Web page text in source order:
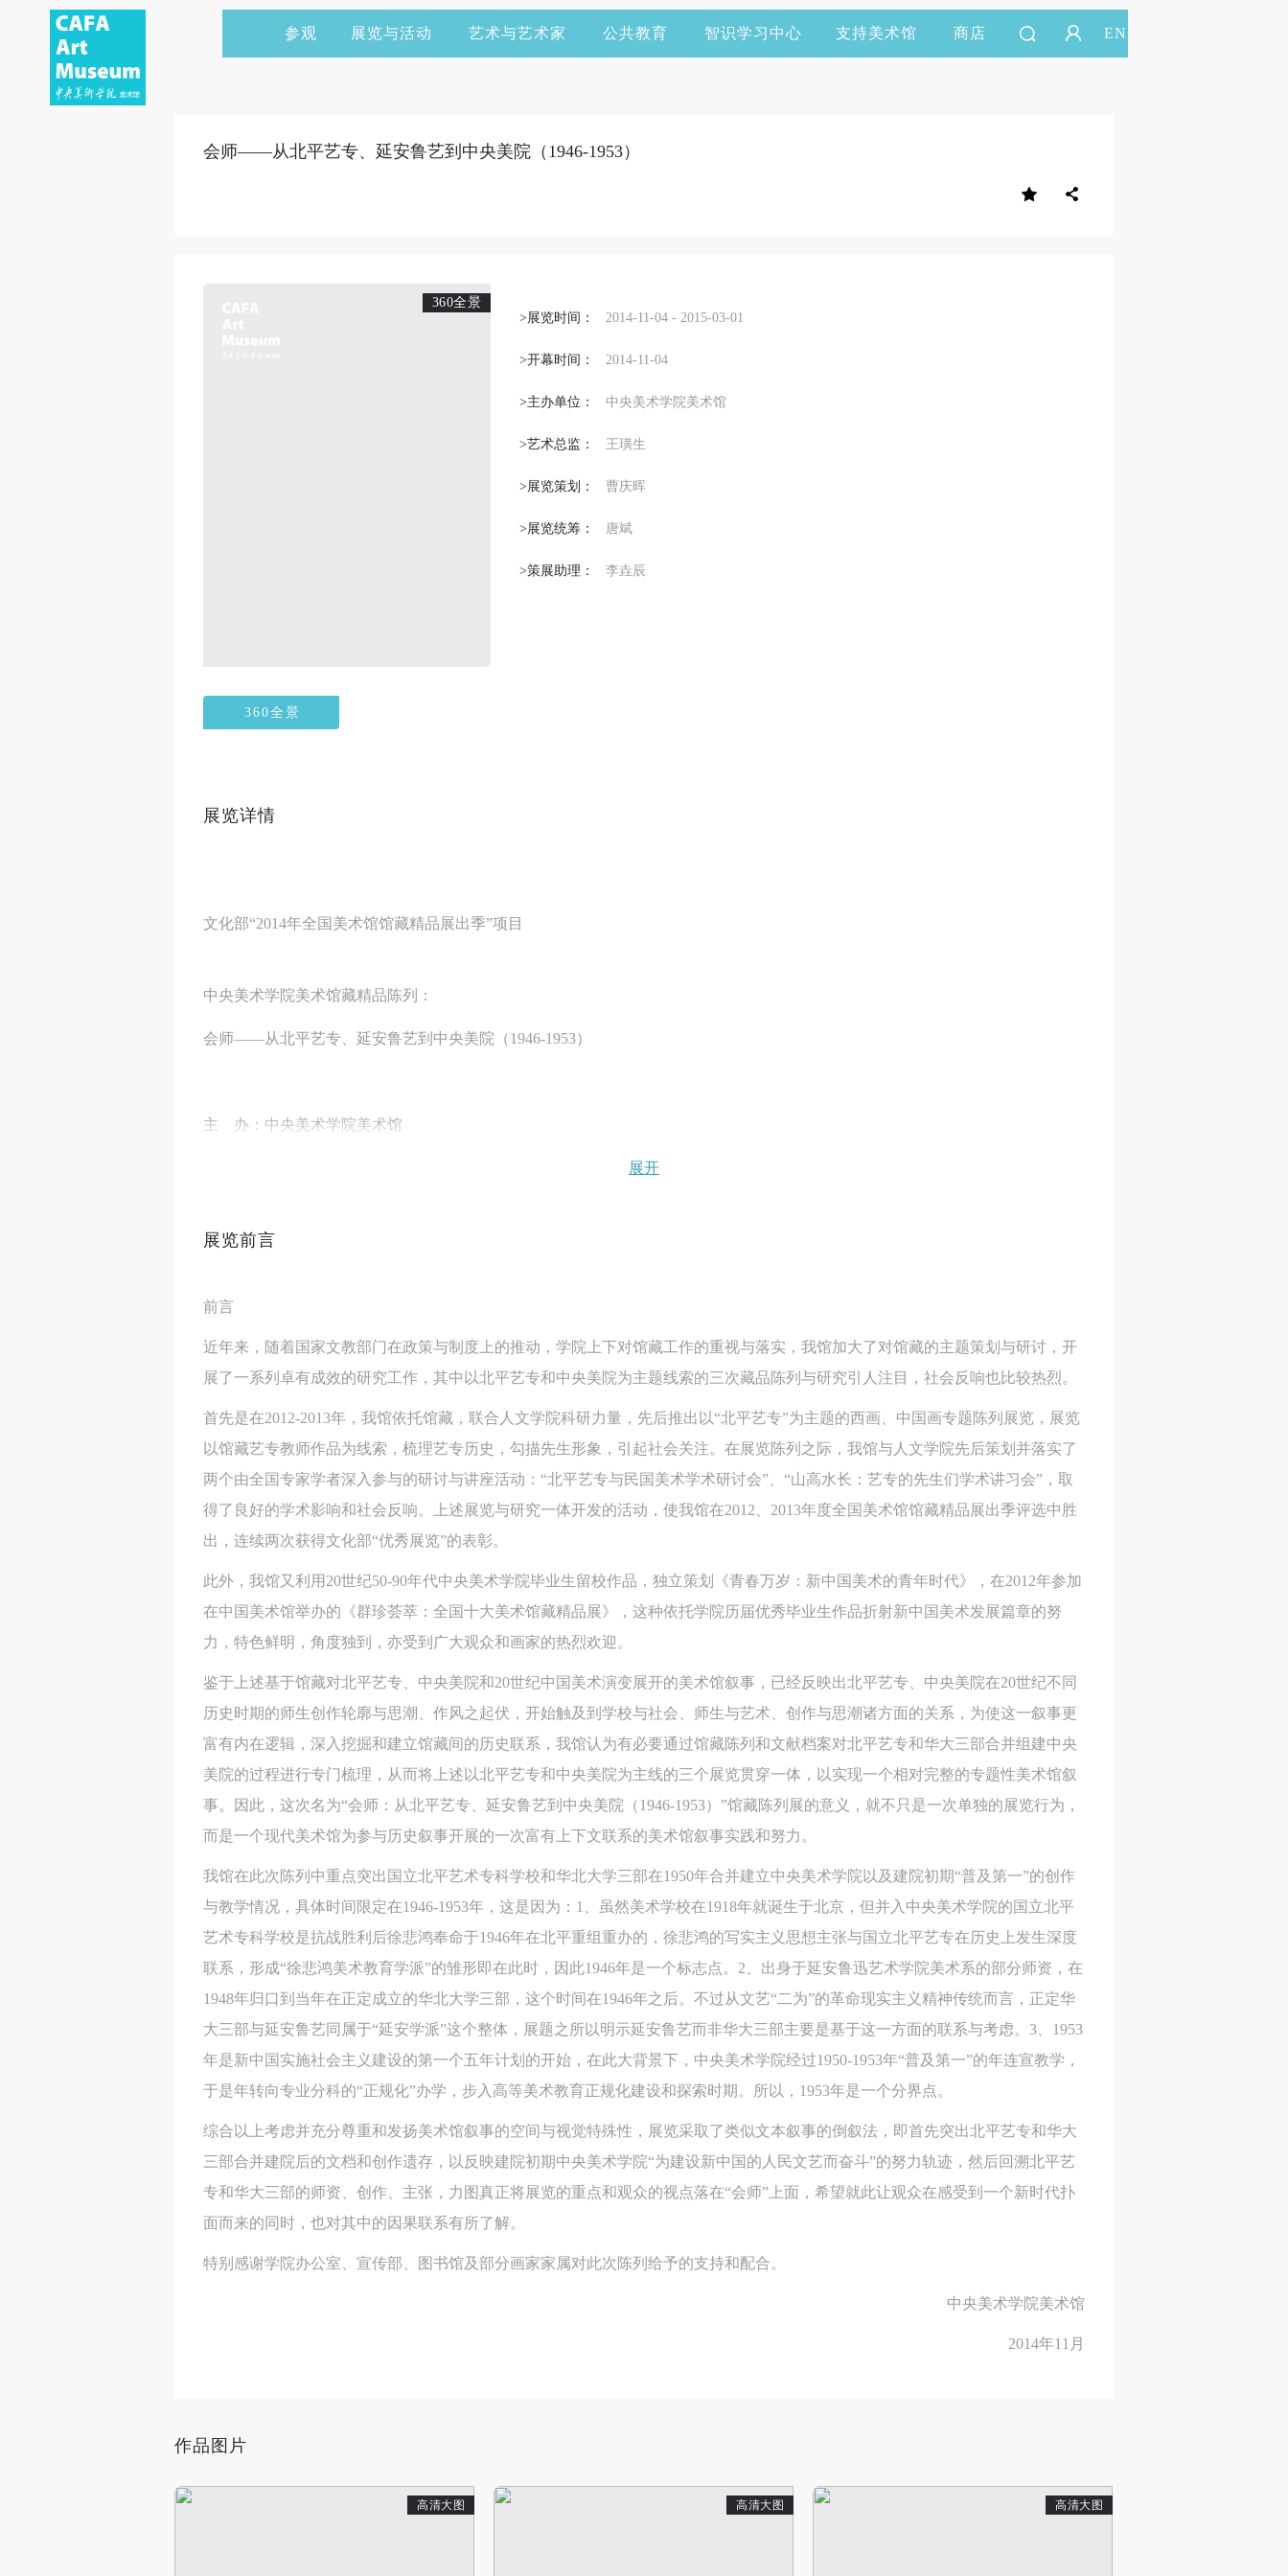
参观 展览与活动 艺术与艺术家 公共教育 智识学习中心 支持美术馆 商店 EN
会师——从北平艺专、延安鲁艺到中央美院（1946-1953）
360全景
360全景
>展览时间： 2014-11-04 - 2015-03-01
>开幕时间： 2014-11-04
>主办单位： 中央美术学院美术馆
>艺术总监： 王璜生
>展览策划： 曹庆晖
>展览统筹： 唐斌
>策展助理： 李垚辰
展览详情
文化部“2014年全国美术馆馆藏精品展出季”项目
中央美术学院美术馆藏精品陈列：
会师——从北平艺专、延安鲁艺到中央美院（1946-1953）
主 办：中央美术学院美术馆
展览策划
展览统筹
策展助理 ：李垚辰
中央美术学院美术馆
展览时间 ：2014/11/04–2015/03/01
展览地点：中央美术学院美术馆四层展厅
展开
展览前言
前言
近年来，随着国家文教部门在政策与制度上的推动，学院上下对馆藏工作的重视与落实，我馆加大了对馆藏的主题策划与研讨，开
展了一系列卓有成效的研究工作，其中以北平艺专和中央美院为主题线索的三次藏品陈列与研究引人注目，社会反响也比较热烈。
首先是在2012-2013年，我馆依托馆藏，联合人文学院科研力量，先后推出以“北平艺专”为主题的西画、中国画专题陈列展览，展览
以馆藏艺专教师作品为线索，梳理艺专历史，勾描先生形象，引起社会关注。在展览陈列之际，我馆与人文学院先后策划并落实了
两个由全国专家学者深入参与的研讨与讲座活动：“北平艺专与民国美术学术研讨会”、“山高水长：艺专的先生们学术讲习会”，取
得了良好的学术影响和社会反响。上述展览与研究一体开发的活动，使我馆在2012、2013年度全国美术馆馆藏精品展出季评选中胜
出，连续两次获得文化部“优秀展览”的表彰。
此外，我馆又利用20世纪50-90年代中央美术学院毕业生留校作品，独立策划《青春万岁：新中国美术的青年时代》，在2012年参加
在中国美术馆举办的《群珍荟萃：全国十大美术馆藏精品展》，这种依托学院历届优秀毕业生作品折射新中国美术发展篇章的努
力，特色鲜明，角度独到，亦受到广大观众和画家的热烈欢迎。
鉴于上述基于馆藏对北平艺专、中央美院和20世纪中国美术演变展开的美术馆叙事，已经反映出北平艺专、中央美院在20世纪不同
历史时期的师生创作轮廓与思潮、作风之起伏，开始触及到学校与社会、师生与艺术、创作与思潮诸方面的关系，为使这一叙事更
富有内在逻辑，深入挖掘和建立馆藏间的历史联系，我馆认为有必要通过馆藏陈列和文献档案对北平艺专和华大三部合并组建中央
美院的过程进行专门梳理，从而将上述以北平艺专和中央美院为主线的三个展览贯穿一体，以实现一个相对完整的专题性美术馆叙
事。因此，这次名为“会师：从北平艺专、延安鲁艺到中央美院（1946-1953）”馆藏陈列展的意义，就不只是一次单独的展览行为，
而是一个现代美术馆为参与历史叙事开展的一次富有上下文联系的美术馆叙事实践和努力。
我馆在此次陈列中重点突出国立北平艺术专科学校和华北大学三部在1950年合并建立中央美术学院以及建院初期“普及第一”的创作
与教学情况，具体时间限定在1946-1953年，这是因为：1、虽然美术学校在1918年就诞生于北京，但并入中央美术学院的国立北平
艺术专科学校是抗战胜利后徐悲鸿奉命于1946年在北平重组重办的，徐悲鸿的写实主义思想主张与国立北平艺专在历史上发生深度
联系，形成“徐悲鸿美术教育学派”的雏形即在此时，因此1946年是一个标志点。2、出身于延安鲁迅艺术学院美术系的部分师资，在
1948年归口到当年在正定成立的华北大学三部，这个时间在1946年之后。不过从文艺“二为”的革命现实主义精神传统而言，正定华
大三部与延安鲁艺同属于“延安学派”这个整体，展题之所以明示延安鲁艺而非华大三部主要是基于这一方面的联系与考虑。3、1953
年是新中国实施社会主义建设的第一个五年计划的开始，在此大背景下，中央美术学院经过1950-1953年“普及第一”的年连宣教学，
于是年转向专业分科的“正规化”办学，步入高等美术教育正规化建设和探索时期。所以，1953年是一个分界点。
综合以上考虑并充分尊重和发扬美术馆叙事的空间与视觉特殊性，展览采取了类似文本叙事的倒叙法，即首先突出北平艺专和华大
三部合并建院后的文档和创作遗存，以反映建院初期中央美术学院“为建设新中国的人民文艺而奋斗”的努力轨迹，然后回溯北平艺
专和华大三部的师资、创作、主张，力图真正将展览的重点和观众的视点落在“会师”上面，希望就此让观众在感受到一个新时代扑
面而来的同时，也对其中的因果联系有所了解。
特别感谢学院办公室、宣传部、图书馆及部分画家家属对此次陈列给予的支持和配合。
中央美术学院美术馆
2014年11月
作品图片
高清大图 高清大图 高清大图
快捷登录 帐号密码登录
手机号码 发送验证码
手机号码将作为您的登录账号
验证码
登录
可使用雅昌艺术网会员账户登录
中央美术学院美术馆出版授权协议书
本人完全同意《中央美术学院美术馆》（以下简称“CAFAM”），愿意将本人
参与中央美术学院美术馆公共教育部组织的公益性活动（包括美术馆会员活
动）的涉及本人的图像、照片、文字、著作、活动成果（如参与工作坊创作
的作品）提交中央美术学院用作发表、出版。中央美术学院可以以电子、网
络及其它数字媒体形式公开出版，并同意编入《中国知识资源总库》《中央
定享受相关权益。
中央美术学院美术馆活动安全免责协议书
第一条
本次活动公平公正、自愿参加与退出、风险与责任自负的原则。但活动有风
险，参加者应有必要的风险意识。
第二条
参加本次活动者必须遵守中华人民共和国的相关法律、法规，必须遵循道德
和社会公德规范，并应该具备以人为本、团结友爱、互相帮助和助人为乐的
第三条
参加本次活动人员应该是成年人（具有完全民事行为能力的人，18周岁以
上）未成年人必须在成年人的陪同下参观。
第四条
参加活动者在此次活动期间的人身安全责任自负。鼓励参加者自行购买人身
术馆场地、空间、艺术品、衍生品等受到不同程度的损失、破坏。活动中任
何非事故当事人及美术馆将不承担相应的责任与损失，应由参与活动者根据
中央美术学院美术馆出版授权协议书
本人完全同意《中央美术学院美术馆》（以下简称“CAFAM”），愿意将本人
参与中央美术学院美术馆公共教育部组织的公益性活动（包括美术馆会员活
动）的涉及本人的图像、照片、文字、著作、活动成果（如参与工作坊创作
的作品）提交中央美术学院用作发表、出版。中央美术学院可以以电子、网
络及其它数字媒体形式公开出版，并同意编入《中国知识资源总库》《中央
定享受相关权益。
中央美术学院美术馆活动安全免责协议书
第一条
本次活动公平公正、自愿参加与退出、风险与责任自负的原则。但活动有风
险，参加者应有必要的风险意识。
第二条
参加本次活动者必须遵守中华人民共和国的相关法律、法规，必须遵循道德
和社会公德规范，并应该具备以人为本、团结友爱、互相帮助和助人为乐的
第三条
参加本次活动人员应该是成年人（具有完全民事行为能力的人，18周岁以
上）未成年人必须在成年人的陪同下参观。
第四条
参加活动者在此次活动期间的人身安全责任自负。鼓励参加者自行购买人身
术馆场地、空间、艺术品、衍生品等受到不同程度的损失、破坏。活动中任
何非事故当事人及美术馆将不承担相应的责任与损失，应由参与活动者根据
中央美术学院美术馆出版授权协议书
本人完全同意《中央美术学院美术馆》（以下简称“CAFAM”），愿意将本人
参与中央美术学院美术馆公共教育部组织的公益性活动（包括美术馆会员活
动）的涉及本人的图像、照片、文字、著作、活动成果（如参与工作坊创作
的作品）提交中央美术学院用作发表、出版。中央美术学院可以以电子、网
络及其它数字媒体形式公开出版，并同意编入《中国知识资源总库》《中央
定享受相关权益。
中央美术学院美术馆活动安全免责协议书
第一条
本次活动公平公正、自愿参加与退出、风险与责任自负的原则。但活动有风
险，参加者应有必要的风险意识。
第二条
参加本次活动者必须遵守中华人民共和国的相关法律、法规，必须遵循道德
和社会公德规范，并应该具备以人为本、团结友爱、互相帮助和助人为乐的
第三条
参加本次活动人员应该是成年人（具有完全民事行为能力的人，18周岁以
上）未成年人必须在成年人的陪同下参观。
第四条
参加活动者在此次活动期间的人身安全责任自负。鼓励参加者自行购买人身
术馆场地、空间、艺术品、衍生品等受到不同程度的损失、破坏。活动中任
何非事故当事人及美术馆将不承担相应的责任与损失，应由参与活动者根据